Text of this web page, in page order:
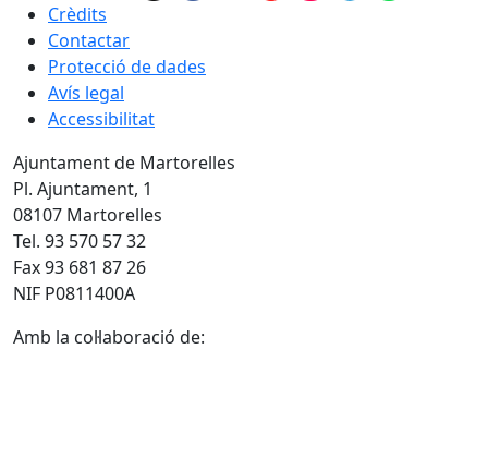
Crèdits
Contactar
Protecció de dades
Avís legal
Accessibilitat
Ajuntament de Martorelles
Pl. Ajuntament, 1
08107 Martorelles
Tel. 93 570 57 32
Fax 93 681 87 26
NIF P0811400A
Amb la col·laboració de: